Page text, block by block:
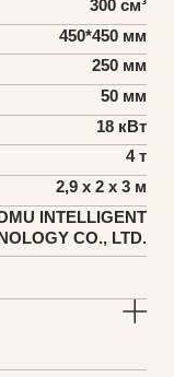
300 см³
450*450 мм
250 мм
50 мм
18 кВт
4 т
2,9 х 2 х 3 м
INTELLIGENT
CO., LTD.